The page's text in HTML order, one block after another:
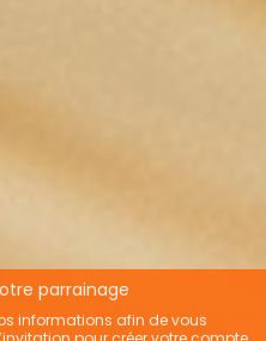
parrainage
informations afin de vous